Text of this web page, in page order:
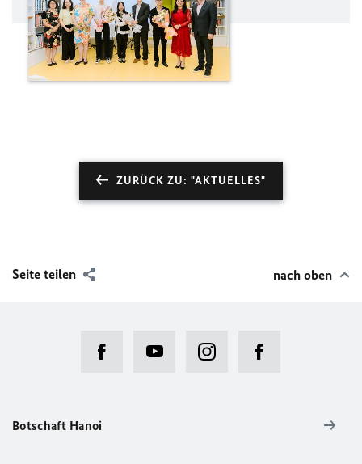
ZURÜCK ZU: "AKTUELLES"
Seite teilen nach oben
Botschaft Hanoi